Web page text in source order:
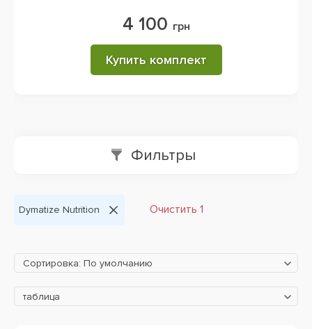
4 100 грн
Купить комплект
Фильтры
Dymatize Nutrition Очистить 1
Сортировка: По умолчанию
таблица